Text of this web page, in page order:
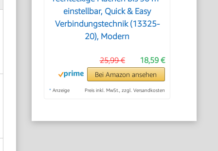
einstellbar, Quick & Easy
Verbindungstechnik (13325-
20), Modern
18,59 €
25,99 €
Bei Amazon ansehen
* Anzeige Preis inkl. MwSt., zzgl. Versandkosten